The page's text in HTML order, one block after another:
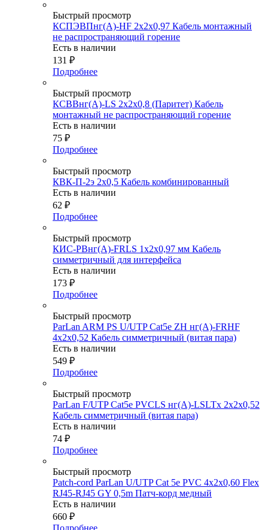
Быстрый просмотр
КСПЭВПнг(А)-HF 2х2х0,97 Кабель монтажный
не распространяющий горение
Есть в наличии
131 ₽
Подробнее
Быстрый просмотр
КСВВнг(А)-LS 2х2х0,8 (Паритет) Кабель
монтажный не распространяющий горение
Есть в наличии
75 ₽
Подробнее
Быстрый просмотр
КВК-П-2э 2х0,5 Кабель комбинированный
Есть в наличии
62 ₽
Подробнее
Быстрый просмотр
КИС-РВнг(А)-FRLS 1х2х0,97 мм Кабель
симметричный для интерфейса
Есть в наличии
173 ₽
Подробнее
Быстрый просмотр
ParLan ARM PS U/UTP Cat5e ZH нг(А)-FRHF
4х2x0,52 Кабель симметричный (витая пара)
Есть в наличии
549 ₽
Подробнее
Быстрый просмотр
ParLan F/UTP Cat5e PVCLS нг(A)-LSLTx 2х2х0,52
Кабель симметричный (витая пара)
Есть в наличии
74 ₽
Подробнее
Быстрый просмотр
Patch-cord ParLan U/UTP Cat 5e PVC 4х2х0,60 Flex
RJ45-RJ45 GY 0,5m Патч-корд медный
Есть в наличии
660 ₽